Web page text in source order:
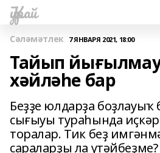
Ҡурай
Сәләмәтлек 7 ЯНВАРЯ 2021, 18:00
Тайып
хәйләһе бар
Беҙҙе юлдарҙа боҙлауыҡ
сығыуы тураһында
торалар. Тик беҙ
сараларҙы ла